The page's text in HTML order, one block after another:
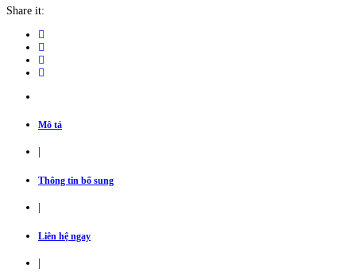
HP
RV24QA2
Share it:
Mô tả
Thông tin bổ sung
Liên hệ ngay